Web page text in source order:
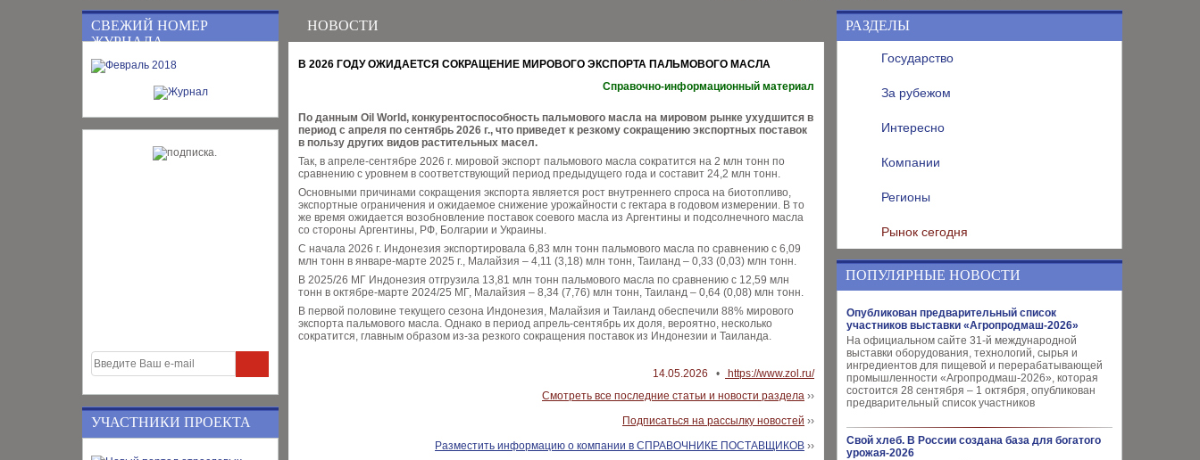
СВЕЖИЙ НОМЕР
ЖУРНАЛА
УЧАСТНИКИ ПРОЕКТА
РАЗДЕЛЫ
Государство
За рубежом
Интересно
Компании
Регионы
Рынок сегодня
ПОПУЛЯРНЫЕ НОВОСТИ
Опубликован предварительный список
участников выставки «Агропродмаш-2026»
На официальном сайте 31-й международной
выставки оборудования, технологий, сырья и
ингредиентов для пищевой и перерабатывающей
промышленности «Агропродмаш-2026», которая
состоится 28 сентября – 1 октября, опубликован
предварительный список участников
Свой хлеб. В России создана база для богатого
урожая-2026
НОВОСТИ
В 2026 ГОДУ ОЖИДАЕТСЯ СОКРАЩЕНИЕ МИРОВОГО ЭКСПОРТА ПАЛЬМОВОГО МАСЛА
Справочно-информационный материал
По данным Oil World, конкурентоспособность пальмового масла на мировом рынке ухудшится в
период с апреля по сентябрь 2026 г., что приведет к резкому сокращению экспортных поставок
в пользу других видов растительных масел.
Так, в апреле-сентябре 2026 г. мировой экспорт пальмового масла сократится на 2 млн тонн по
сравнению с уровнем в соответствующий период предыдущего года и составит 24,2 млн тонн.
Основными причинами сокращения экспорта является рост внутреннего спроса на биотопливо,
экспортные ограничения и ожидаемое снижение урожайности с гектара в годовом измерении. В то
же время ожидается возобновление поставок соевого масла из Аргентины и подсолнечного масла
со стороны Аргентины, РФ, Болгарии и Украины.
С начала 2026 г. Индонезия экспортировала 6,83 млн тонн пальмового масла по сравнению с 6,09
млн тонн в январе-марте 2025 г., Малайзия – 4,11 (3,18) млн тонн, Таиланд – 0,33 (0,03) млн тонн.
В 2025/26 МГ Индонезия отгрузила 13,81 млн тонн пальмового масла по сравнению с 12,59 млн
тонн в октябре-марте 2024/25 МГ, Малайзия – 8,34 (7,76) млн тонн, Таиланд – 0,64 (0,08) млн тонн.
В первой половине текущего сезона Индонезия, Малайзия и Таиланд обеспечили 88% мирового
экспорта пальмового масла. Однако в период апрель-сентябрь их доля, вероятно, несколько
сократится, главным образом из-за резкого сокращения поставок из Индонезии и Таиланда.
14.05.2026 •
https://www.zol.ru/
Смотреть все последние статьи и новости раздела ››
Подписаться на рассылку новостей ››
Разместить информацию о компании в СПРАВОЧНИКЕ ПОСТАВЩИКОВ ››